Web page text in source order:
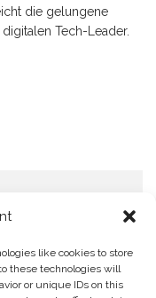
like cookies to store
these technologies will
or unique IDs on this
die gelungene
Tech-Leader.